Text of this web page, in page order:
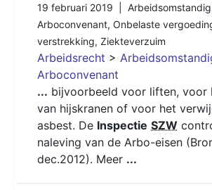
19 februari 2019 |
Arboconvenant, Onbelaste
verstrekking, Ziekteverzuim
Arbeidsrecht >
Arboconvenant
... bijvoorbeeld voor liften, voor
van hijskranen of voor het
asbest. De Inspectie SZW
naleving van de Arbo-eisen
dec.2012). Meer ...